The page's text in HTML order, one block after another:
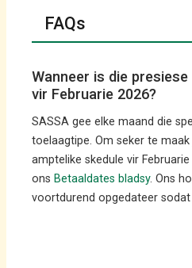
FAQs
Wanneer is die
vir Februarie 2026?
SASSA gee elke maand die
toelaagtipe. Om seker te
amptelike skedule vir
ons Betaaldates bladsy. Ons
voortdurend opgedateer